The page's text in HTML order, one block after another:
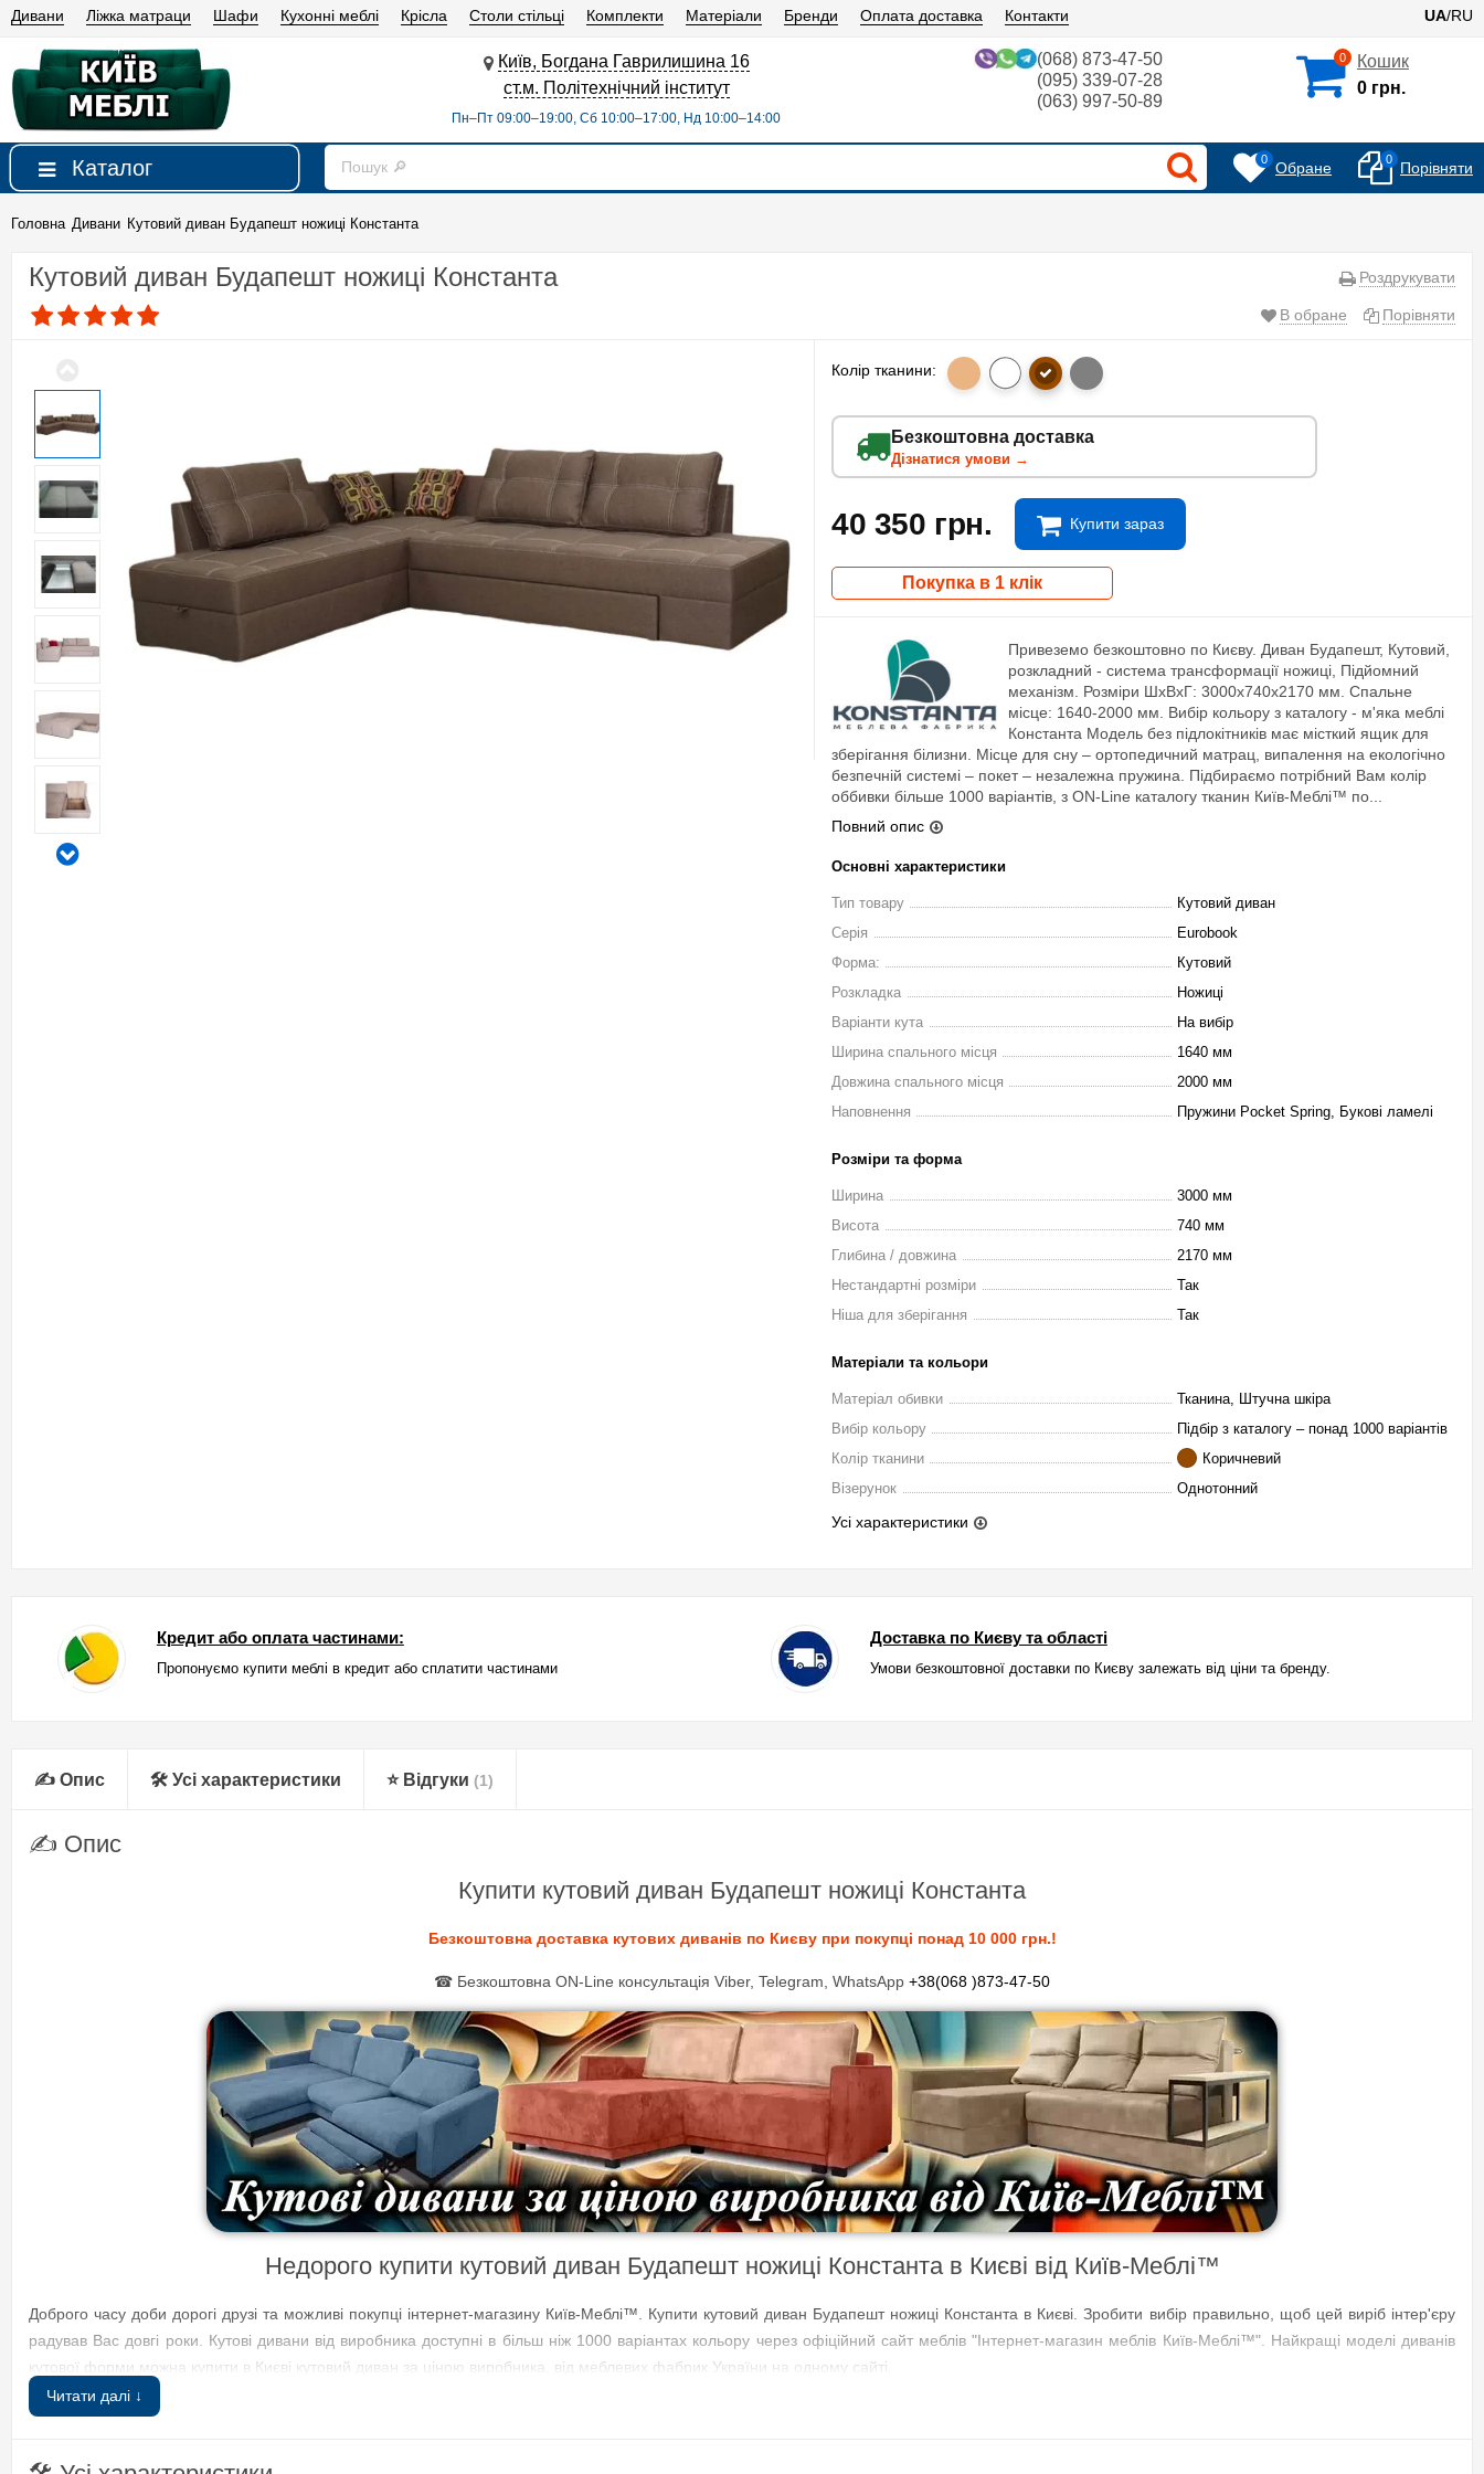
UA/RU
Дивани Ліжка матраци Шафи Кухонні меблі Крісла Столи стільці Комплекти Матеріали Бренди Оплата доставка Контакти
Київ, Богдана Гаврилишина 16
ст.м. Політехнічний інститут
Пн–Пт 09:00–19:00, Сб 10:00–17:00, Нд 10:00–14:00
(068) 873-47-50
(095) 339-07-28
(063) 997-50-89
0
Кошик
0 грн.
Каталог 0 Обране 0 Порівняти
Головна Дивани Кутовий диван Будапешт ножиці Константа
Роздрукувати
Кутовий диван Будапешт ножиці Константа
В обране Порівняти
Колір тканини:
Безкоштовна доставка
Дізнатися умови →
40 350 грн. Купити зараз
Покупка в 1 клік
Привеземо безкоштовно по Києву. Диван Будапешт, Кутовий,
розкладний - система трансформації ножиці, Підйомний
механізм. Розміри ШхВхГ: 3000х740х2170 мм. Спальне
місце: 1640-2000 мм. Вибір кольору з каталогу - м'яка меблі
Константа Модель без підлокітників має місткий ящик для
зберігання білизни. Місце для сну – ортопедичний матрац, випалення на екологічно
безпечній системі – покет – незалежна пружина. Підбираємо потрібний Вам колір
оббивки більше 1000 варіантів, з ON-Line каталогу тканин Київ-Меблі™ по...
Повний опис
Основні характеристики
Тип товару
Кутовий диван
Серія
Eurobook
Форма:
Кутовий
Розкладка
Ножиці
Варіанти кута
На вибір
Ширина спального місця
1640 мм
Довжина спального місця
2000 мм
Наповнення
Пружини Pocket Spring, Букові ламелі
Розміри та форма
Ширина
3000 мм
Висота
740 мм
Глибина / довжина
2170 мм
Нестандартні розміри
Так
Ніша для зберігання
Так
Матеріали та кольори
Матеріал обивки
Тканина, Штучна шкіра
Вибір кольору
Підбір з каталогу – понад 1000 варіантів
Колір тканини
Коричневий
Візерунок
Однотонний
Усі характеристики
Кредит або оплата частинами:
Пропонуємо купити меблі в кредит або сплатити частинами
Доставка по Києву та області
Умови безкоштовної доставки по Києву залежать від ціни та бренду.
✍ Опис 🛠 Усі характеристики ⭐ Відгуки (1)
✍ Опис
Купити кутовий диван Будапешт ножиці Константа
Безкоштовна доставка кутових диванів по Києву при покупці понад 10 000 грн.!
☎ Безкоштовна ON-Line консультація Viber, Telegram, WhatsApp +38(068 )873-47-50
Недорого купити кутовий диван Будапешт ножиці Константа в Києві від Київ-Меблі™
Доброго часу доби дорогі друзі та можливі покупці інтернет-магазину Київ-Меблі™. Купити кутовий диван Будапешт ножиці Константа в Києві. Зробити вибір правильно, щоб цей виріб інтер'єру
радував Вас довгі роки. Кутові дивани від виробника доступні в більш ніж 1000 варіантах кольору через офіційний сайт меблів "Інтернет-магазин меблів Київ-Меблі™". Найкращі моделі диванів
кутової форми можна купити в Києві кутовий диван за ціною виробника, від меблевих фабрик України на одному сайті.
Читати далі ↓